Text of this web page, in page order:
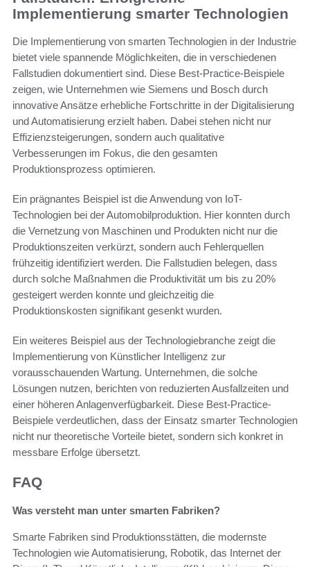
Implementierung smarter Technologien
Die Implementierung von smarten Technologien in der Industrie
bietet viele spannende Möglichkeiten, die in verschiedenen
Fallstudien dokumentiert sind. Diese Best-Practice-Beispiele
zeigen, wie Unternehmen wie Siemens und Bosch durch
innovative Ansätze erhebliche Fortschritte in der Digitalisierung
und Automatisierung erzielt haben. Dabei stehen nicht nur
Effizienzsteigerungen, sondern auch qualitative
Verbesserungen im Fokus, die den gesamten
Produktionsprozess optimieren.
Ein prägnantes Beispiel ist die Anwendung von IoT-
Technologien bei der Automobilproduktion. Hier konnten durch
die Vernetzung von Maschinen und Produkten nicht nur die
Produktionszeiten verkürzt, sondern auch Fehlerquellen
frühzeitig identifiziert werden. Die Fallstudien belegen, dass
durch solche Maßnahmen die Produktivität um bis zu 20%
gesteigert werden konnte und gleichzeitig die
Produktionskosten signifikant gesenkt wurden.
Ein weiteres Beispiel aus der Technologiebranche zeigt die
Implementierung von Künstlicher Intelligenz zur
vorausschauenden Wartung. Unternehmen, die solche
Lösungen nutzen, berichten von reduzierten Ausfallzeiten und
einer höheren Anlagenverfügbarkeit. Diese Best-Practice-
Beispiele verdeutlichen, dass der Einsatz smarter Technologien
nicht nur theoretische Vorteile bietet, sondern sich konkret in
messbare Erfolge übersetzt.
FAQ
Was versteht man unter smarten Fabriken?
Smarte Fabriken sind Produktionsstätten, die modernste
Technologien wie Automatisierung, Robotik, das Internet der